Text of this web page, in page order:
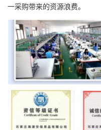
一采购带来的资源浪费。